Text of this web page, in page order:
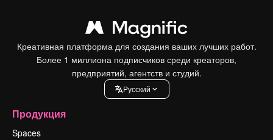
Креативная платформа для создания ваших лучших работ.
Более 1 миллиона подписчиков среди креаторов,
предприятий, агентств и студий.
Pусский
Продукция
Spaces